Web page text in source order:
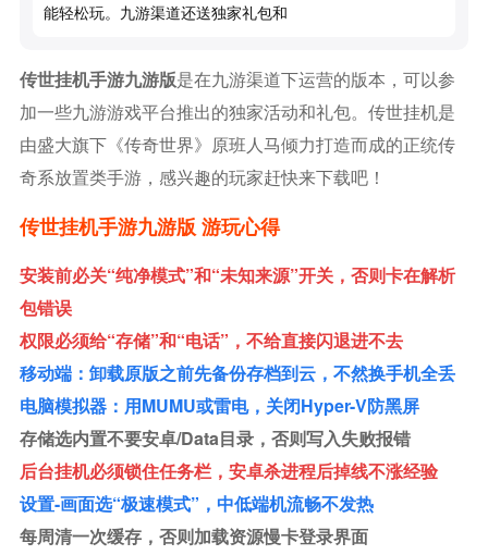
能轻松玩。九游渠道还送独家礼包和
传世挂机手游九游版是在九游渠道下运营的版本，可以参
加一些九游游戏平台推出的独家活动和礼包。传世挂机是
由盛大旗下《传奇世界》原班人马倾力打造而成的正统传
奇系放置类手游，感兴趣的玩家赶快来下载吧！
传世挂机手游九游版 游玩心得
安装前必关“纯净模式”和“未知来源”开关，否则卡在解析
包错误
权限必须给“存储”和“电话”，不给直接闪退进不去
移动端：卸载原版之前先备份存档到云，不然换手机全丢
电脑模拟器：用MUMU或雷电，关闭Hyper-V防黑屏
存储选内置不要安卓/data目录，否则写入失败报错
后台挂机必须锁住任务栏，安卓杀进程后掉线不涨经验
设置-画面选“极速模式”，中低端机流畅不发热
每周清一次缓存，否则加载资源慢卡登录界面